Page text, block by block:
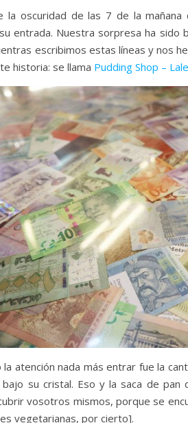
la oscuridad de las 7 de la
entrada. Nuestra sorpresa ha
escribimos estas líneas y nos
historia: se llama Pudding Shop –
la atención nada más entrar fue la
su cristal. Eso y la saca de
vosotros mismos, porque se
vegetarianas, por cierto].